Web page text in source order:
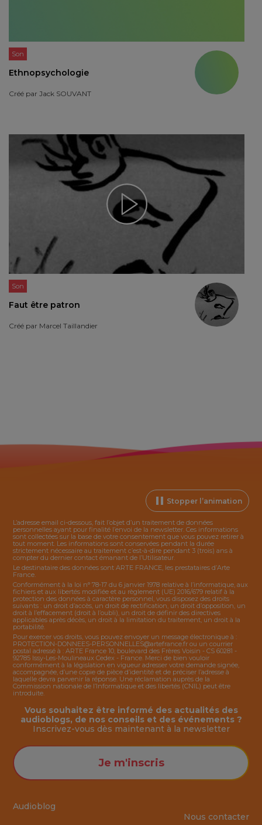
Son
Ethnopsychologie
Créé par Jack SOUVANT
Son
Faut être patron
Créé par Marcel Taillandier
Stopper l’animation
L’adresse email ci-dessous, fait l’objet d’un traitement de données
personnelles ayant pour finalité l’envoi de la newsletter. Ces informations
sont collectées sur la base de votre consentement que vous pouvez retirer à
tout moment. Les informations sont conservées pendant la durée
strictement nécessaire au traitement c’est-à-dire pendant 3 (trois) ans à
compter du dernier contact émanant de l’Utilisateur.
Le destinataire des données sont ARTE FRANCE, les prestataires d’Arte
France.
Conformément à la loi n° 78-17 du 6 janvier 1978 relative à l’informatique, aux
fichiers et aux libertés modifiée et au règlement (UE) 2016/679 relatif à la
protection des données à caractère personnel, vous disposez des droits
suivants : un droit d’accès, un droit de rectification, un droit d’opposition, un
droit à l’effacement (droit à l’oubli), un droit de définir des directives
applicables après décès, un droit à la limitation du traitement, un droit à la
portabilité.
Pour exercer vos droits, vous pouvez envoyer un message électronique à :
PROTECTION-DONNEES-PERSONNELLES@artefrance.fr ou un courrier
postal adressé à : ARTE France 10, boulevard des Frères Voisin - CS 60281 -
92785 Issy-Les-Moulineaux Cedex - France. Merci de bien vouloir
conformément à la législation en vigueur adresser votre demande signée,
accompagnée, d’une copie de pièce d’identité et de préciser l’adresse à
laquelle devra parvenir la réponse. Une réclamation auprès de la
Commission nationale de l’Informatique et des libertés (CNIL) peut être
introduite.
Audioblog
Vous souhaitez être informé des actualités des
audioblogs, de nos conseils et des événements ?
Inscrivez-vous dès maintenant à la newsletter
Je m'inscris
Nous contacter